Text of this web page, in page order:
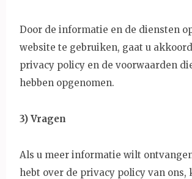
Door de informatie en de diensten
website te gebruiken, gaat u
privacy policy en de voorwaarden
hebben opgenomen.
3) Vragen
Als u meer informatie wilt
hebt over de privacy policy van ons,